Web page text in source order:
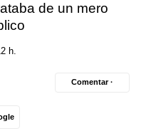
de un mero
h.
Comentar ·